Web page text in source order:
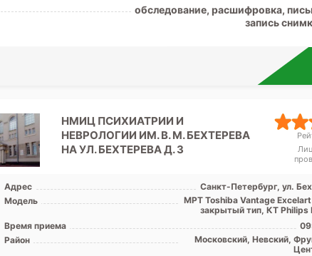
обследование, расшифровка,
запись
НМИЦ ПСИХИАТРИИ И
НЕВРОЛОГИИ ИМ. В. М. БЕХТЕРЕВА
НА УЛ. БЕХТЕРЕВА Д. 3
Адрес
Санкт-Петербург, ул.
Модель
МРТ Toshiba Vantage
закрытый тип, КТ Philips
Время приема
Район
Московский, Невский,